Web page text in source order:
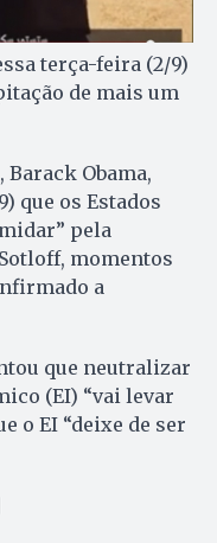
terça-feira (2/9)
de mais um
Obama,
que os Estados
pela
momentos
a
que neutralizar
(EI) “vai levar
o EI “deixe de ser